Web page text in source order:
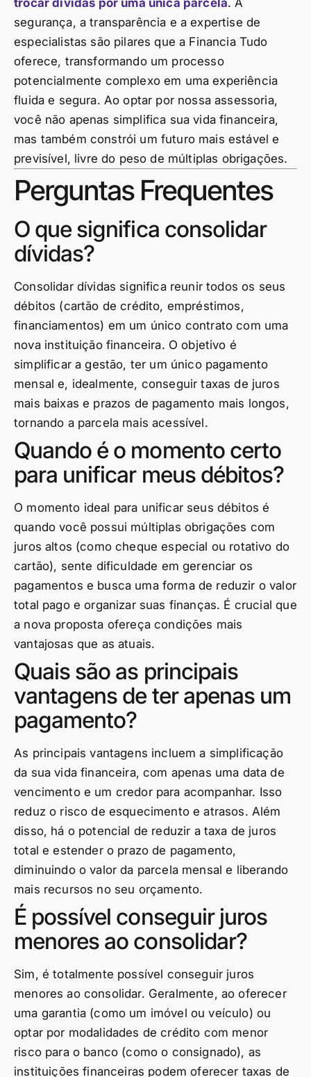
trocar dívidas por uma única parcela. A
segurança, a transparência e a expertise de
especialistas são pilares que a Financia Tudo
oferece, transformando um processo
potencialmente complexo em uma experiência
fluida e segura. Ao optar por nossa assessoria,
você não apenas simplifica sua vida financeira,
mas também constrói um futuro mais estável e
previsível, livre do peso de múltiplas obrigações.
Perguntas Frequentes
O que significa consolidar
dívidas?
Consolidar dívidas significa reunir todos os seus
débitos (cartão de crédito, empréstimos,
financiamentos) em um único contrato com uma
nova instituição financeira. O objetivo é
simplificar a gestão, ter um único pagamento
mensal e, idealmente, conseguir taxas de juros
mais baixas e prazos de pagamento mais longos,
tornando a parcela mais acessível.
Quando é o momento certo
para unificar meus débitos?
O momento ideal para unificar seus débitos é
quando você possui múltiplas obrigações com
juros altos (como cheque especial ou rotativo do
cartão), sente dificuldade em gerenciar os
pagamentos e busca uma forma de reduzir o valor
total pago e organizar suas finanças. É crucial que
a nova proposta ofereça condições mais
vantajosas que as atuais.
Quais são as principais
vantagens de ter apenas um
pagamento?
As principais vantagens incluem a simplificação
da sua vida financeira, com apenas uma data de
vencimento e um credor para acompanhar. Isso
reduz o risco de esquecimento e atrasos. Além
disso, há o potencial de reduzir a taxa de juros
total e estender o prazo de pagamento,
diminuindo o valor da parcela mensal e liberando
mais recursos no seu orçamento.
É possível conseguir juros
menores ao consolidar?
Sim, é totalmente possível conseguir juros
menores ao consolidar. Geralmente, ao oferecer
uma garantia (como um imóvel ou veículo) ou
optar por modalidades de crédito com menor
risco para o banco (como o consignado), as
instituições financeiras podem oferecer taxas de